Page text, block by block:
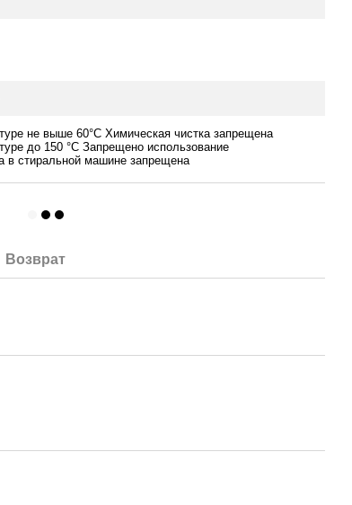
не выше 60°C Химическая чистка запрещена
до 150 °С Запрещено использование
в стиральной машине запрещена
Возврат